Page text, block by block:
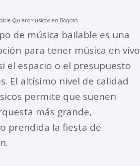
QuieroMusicos en Bogotá
de música bailable es una
para tener música en vivo
el espacio o el presupuesto
El altísimo nivel de calidad
permite que suenen
más grande,
prendida la fiesta de